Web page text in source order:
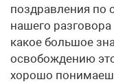
поздравления по
нашего
какое большое
освобождению
хорошо